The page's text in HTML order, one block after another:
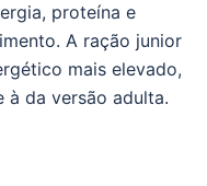
proteína e
A ração junior
mais elevado,
à da versão adulta.